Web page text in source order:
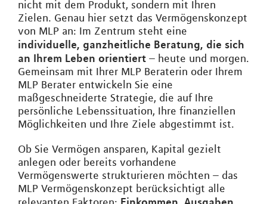
nicht mit dem Produkt, sondern mit Ihren
Zielen. Genau hier setzt das Vermögenskonzept
von MLP an: Im Zentrum steht eine
individuelle, ganzheitliche Beratung, die sich
an Ihrem Leben orientiert – heute und morgen.
Gemeinsam mit Ihrer MLP Beraterin oder Ihrem
MLP Berater entwickeln Sie eine
maßgeschneiderte Strategie, die auf Ihre
persönliche Lebenssituation, Ihre finanziellen
Möglichkeiten und Ihre Ziele abgestimmt ist.
Ob Sie Vermögen ansparen, Kapital gezielt
anlegen oder bereits vorhandene
Vermögenswerte strukturieren möchten – das
MLP Vermögenskonzept berücksichtigt alle